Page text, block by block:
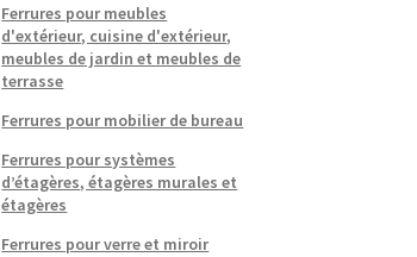
Ferrures pour meubles
d'extérieur, cuisine d'extérieur,
meubles de jardin et meubles de
terrasse
Ferrures pour mobilier de bureau
Ferrures pour systèmes
d’étagères, étagères murales et
étagères
Ferrures pour verre et miroir